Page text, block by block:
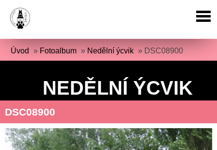
Úvod » Fotoalbum » Nedělní ýcvik » DSC08900
NEDĚLNÍ ÝCVIK
DSC08900